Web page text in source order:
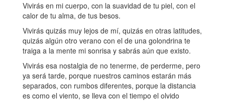
Vivirás en mi cuerpo, con la suavidad de tu piel, con el
calor de tu alma, de tus besos.
Vivirás quizás muy lejos de mí, quizás en otras latitudes,
quizás algún otro verano con el de una golondrina te
traiga a la mente mi sonrisa y sabrás aún que existo.
Vivirás esa nostalgia de no tenerme, de perderme, pero
ya será tarde, porque nuestros caminos estarán más
separados, con rumbos diferentes, porque la distancia
es como el viento, se lleva con el tiempo el olvido